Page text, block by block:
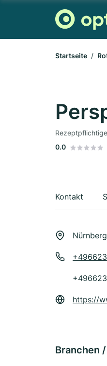
Startseite
0.0
Kontakt
https://
Branchen